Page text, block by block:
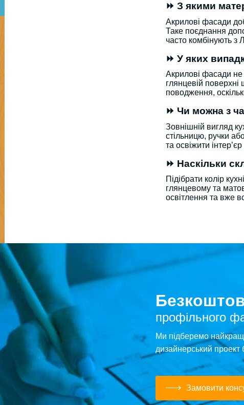
⏩ З якими
Акрилові фасади
Таке поєднання
часто комбінують
⏩ У яких
Акрилові фасади
глянцевій
поводження,
⏩ Чи можна з
Зовнішній вигляд
стільницю, ручки
та освіжити
⏩ Наскільки
Підібрати колір
глянцевому та
освітлення та вже
профільного
Ми підберемо
дизайнерський проект
Замовити